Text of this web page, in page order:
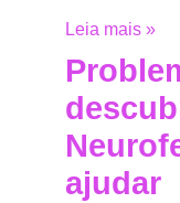
Leia mais »
ajudar